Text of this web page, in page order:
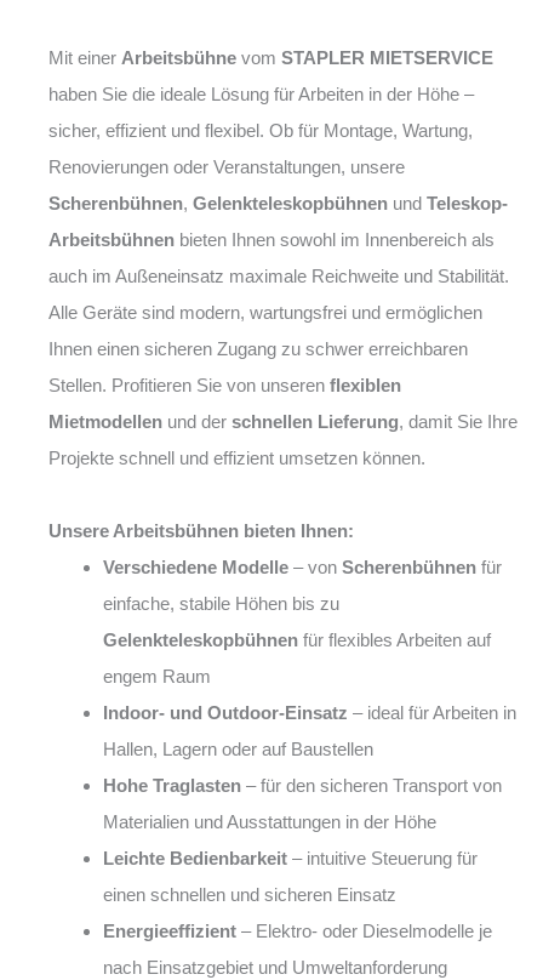
Mit einer Arbeitsbühne vom STAPLER MIETSERVICE
haben Sie die ideale Lösung für Arbeiten in der Höhe –
sicher, effizient und flexibel. Ob für Montage, Wartung,
Renovierungen oder Veranstaltungen, unsere
Scherenbühnen, Gelenkteleskopbühnen und Teleskop-
Arbeitsbühnen bieten Ihnen sowohl im Innenbereich als
auch im Außeneinsatz maximale Reichweite und Stabilität.
Alle Geräte sind modern, wartungsfrei und ermöglichen
Ihnen einen sicheren Zugang zu schwer erreichbaren
Stellen. Profitieren Sie von unseren flexiblen
Mietmodellen und der schnellen Lieferung, damit Sie Ihre
Projekte schnell und effizient umsetzen können.
Unsere Arbeitsbühnen bieten Ihnen:
Verschiedene Modelle – von Scherenbühnen für
einfache, stabile Höhen bis zu
Gelenkteleskopbühnen für flexibles Arbeiten auf
engem Raum
Indoor- und Outdoor-Einsatz – ideal für Arbeiten in
Hallen, Lagern oder auf Baustellen
Hohe Traglasten – für den sicheren Transport von
Materialien und Ausstattungen in der Höhe
Leichte Bedienbarkeit – intuitive Steuerung für
einen schnellen und sicheren Einsatz
Energieeffizient – Elektro- oder Dieselmodelle je
nach Einsatzgebiet und Umweltanforderung